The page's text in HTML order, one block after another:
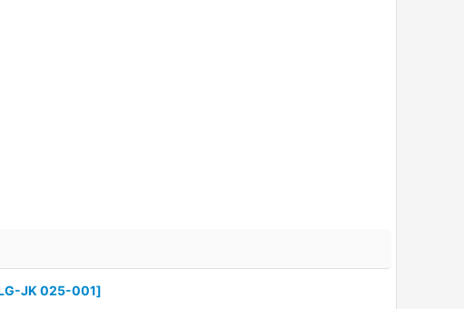
JK 025-001]